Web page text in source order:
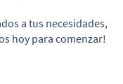
a tus necesidades,
hoy para comenzar!